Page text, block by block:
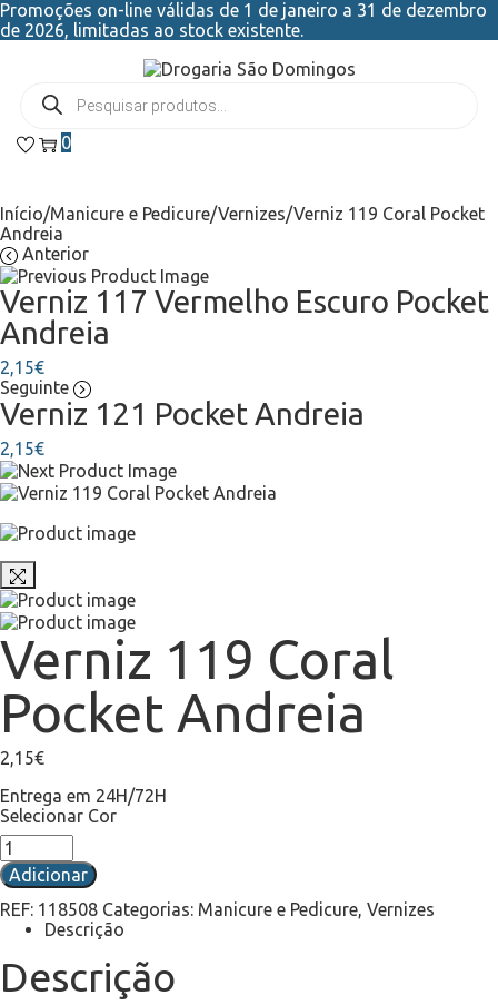
Promoções on-line válidas de 1 de janeiro a 31 de dezembro
de 2026, limitadas ao stock existente.
0
Início/Manicure e Pedicure/Vernizes/Verniz 119 Coral Pocket
Andreia
Anterior
Verniz 117 Vermelho Escuro Pocket
Andreia
2,15€
Seguinte
Verniz 121 Pocket Andreia
2,15€
Verniz 119 Coral
Pocket Andreia
2,15€
Entrega em 24H/72H
Selecionar Cor
Adicionar
REF: 118508 Categorias: Manicure e Pedicure, Vernizes
Descrição
Descrição